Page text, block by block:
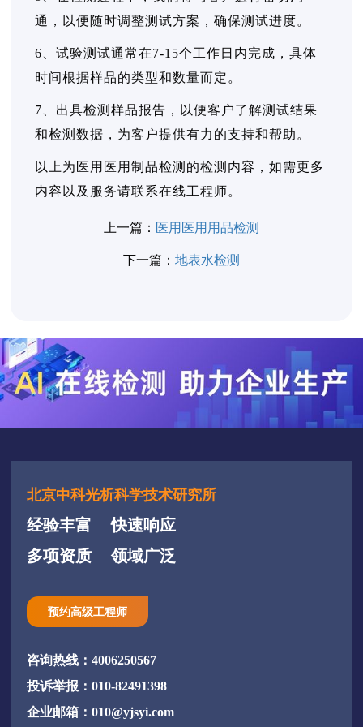
通，以便随时调整测试方案，确保测试进度。
6、试验测试通常在7-15个工作日内完成，具体
时间根据样品的类型和数量而定。
7、出具检测样品报告，以便客户了解测试结果
和检测数据，为客户提供有力的支持和帮助。
以上为医用医用制品检测的检测内容，如需更多
内容以及服务请联系在线工程师。
上一篇： 医用医用用品检测
下一篇： 地表水检测
北京中科光析科学技术研究所
经验丰富
快速响应
多项资质
领域广泛
预约高级工程师
咨询热线：4006250567
投诉举报：010-82491398
企业邮箱：010@yjsyi.com